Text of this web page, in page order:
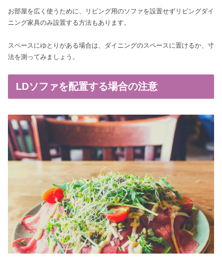
お部屋を広く使うために、リビング用のソファを設置せずリビングダイ
ニング家具のみ設置する方法もあります。
スペースにゆとりがある場合は、ダイニングのスペースに置けるか、寸
法を測ってみましょう。
LDソファを配置する場合の注意